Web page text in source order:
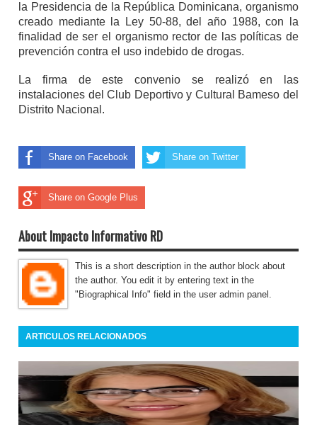
la Presidencia de la República Dominicana, organismo
creado mediante la Ley 50-88, del año 1988, con la
finalidad de ser el organismo rector de las políticas de
prevención contra el uso indebido de drogas.
La firma de este convenio se realizó en las
instalaciones del Club Deportivo y Cultural Bameso del
Distrito Nacional.
Share on Facebook Share on Twitter
Share on Google Plus
About Impacto Informativo RD
This is a short description in the author block about
the author. You edit it by entering text in the
"Biographical Info" field in the user admin panel.
ARTICULOS RELACIONADOS